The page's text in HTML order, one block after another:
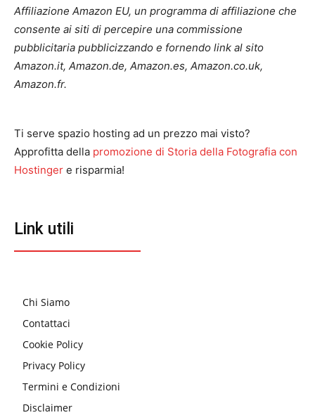
Affiliazione Amazon EU, un programma di affiliazione che
consente ai siti di percepire una commissione
pubblicitaria pubblicizzando e fornendo link al sito
Amazon.it, Amazon.de, Amazon.es, Amazon.co.uk,
Amazon.fr.
Ti serve spazio hosting ad un prezzo mai visto?
Approfitta della promozione di Storia della Fotografia con
Hostinger e risparmia!
Link utili
Chi Siamo
Contattaci
Cookie Policy
Privacy Policy
Termini e Condizioni
Disclaimer